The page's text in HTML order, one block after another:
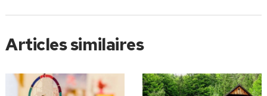
Articles similaires